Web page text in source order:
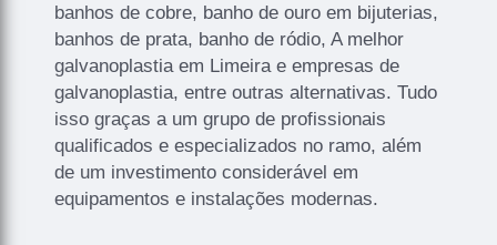
banhos de cobre, banho de ouro em bijuterias,
banhos de prata, banho de ródio, A melhor
galvanoplastia em Limeira e empresas de
galvanoplastia, entre outras alternativas. Tudo
isso graças a um grupo de profissionais
qualificados e especializados no ramo, além
de um investimento considerável em
equipamentos e instalações modernas.